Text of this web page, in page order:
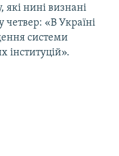
які нині визнані
«В Україні
системи
інституцій».